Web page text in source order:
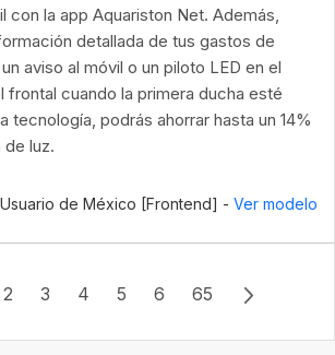
con la app Aquariston Net. Además,
detallada de tus gastos de
aviso al móvil o un piloto LED en el
frontal cuando la primera ducha esté
tecnología, podrás ahorrar hasta un 14%
de luz.
Usuario de México [Frontend] - Ver modelo
2 3 4 5 6 65